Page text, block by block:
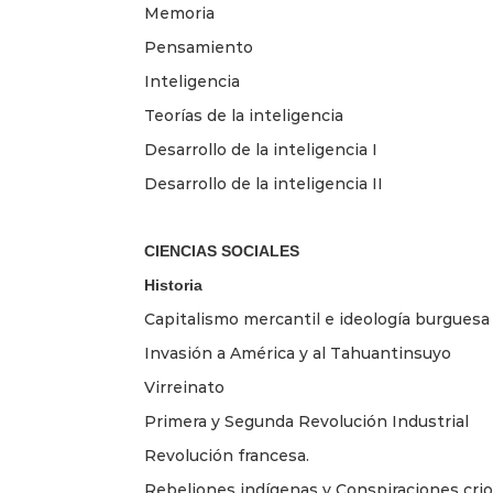
Memoria
Pensamiento
Inteligencia
Teorías de la inteligencia
Desarrollo de la inteligencia I
Desarrollo de la inteligencia II
CIENCIAS SOCIALES
Historia
Capitalismo mercantil e ideología burguesa
Invasión a América y al Tahuantinsuyo
Virreinato
Primera y Segunda Revolución Industrial
Revolución francesa.